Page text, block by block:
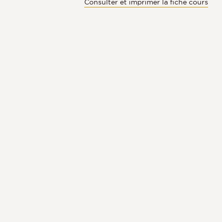
Consulter et imprimer la fiche cours